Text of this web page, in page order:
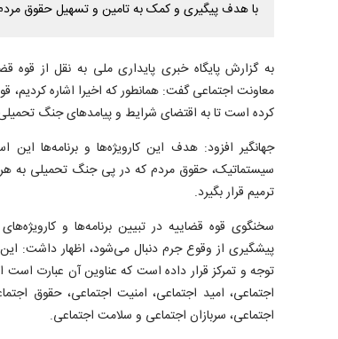
با هدف پیگیری و کمک به تامین و تسهیل حقوق
به گزارش پایگاه خبری پایداری ملی به نقل از قوه
معاونت اجتماعی گفت: همانطور که اخیرا اشاره کردیم،
کرده است تا به اقتضای شرایط و پیامد‌های جنگ
جهانگیر افزود: هدف این کارویژه‌ها و برنامه‌ها
سیستماتیک، حقوق مردم که در پی جنگ تحمیلی به
ترمیم قرار بگیرد.
سخنگوی قوه قضاییه در تبیین برنامه‌ها و
توجه و تمرکز قرار داده است که عناوین آن عبارت
اجتماعی، امید اجتماعی، امنیت اجتماعی، حقوق
اجتماعی، سربازان اجتماعی و سلامت اجتماعی.